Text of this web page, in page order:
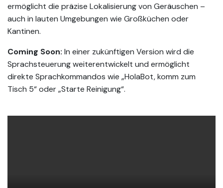
ermöglicht die präzise Lokalisierung von Geräuschen –
auch in lauten Umgebungen wie Großküchen oder
Kantinen.
Coming Soon: In einer zukünftigen Version wird die
Sprachsteuerung weiterentwickelt und ermöglicht
direkte Sprachkommandos wie „HolaBot, komm zum
Tisch 5“ oder „Starte Reinigung“.